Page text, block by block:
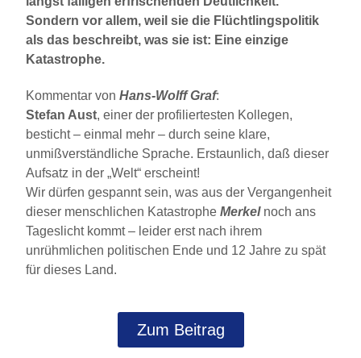
Sondern vor allem, weil sie die Flüchtlingspolitik
als das beschreibt, was sie ist: Eine einzige
Katastrophe.
Kommentar vonHans-Wolff Graf:
Stefan Aust, einer der profiliertesten Kollegen,
besticht – einmal mehr – durch seine klare,
unmißverständliche Sprache. Erstaunlich, daß dieser
Aufsatz in der „Welt“ erscheint!
Wir dürfen gespannt sein, was aus der Vergangenheit
dieser menschlichen KatastropheMerkelnoch ans
Tageslicht kommt – leider erst nach ihrem
unrühmlichen politischen Ende und 12 Jahre zu spät
für dieses Land.
Zum Beitrag